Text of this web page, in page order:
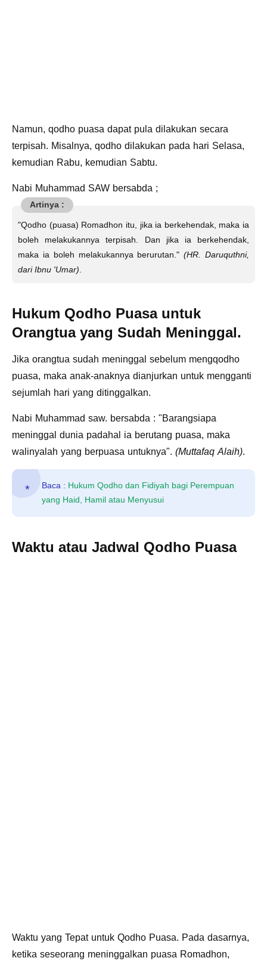
Namun, qodho puasa dapat pula dilakukan secara
terpisah. Misalnya, qodho dilakukan pada hari Selasa,
kemudian Rabu, kemudian Sabtu.
Nabi Muhammad SAW bersabda ;
"Qodho (puasa) Romadhon itu, jika ia berkehendak, maka ia
boleh melakukannya terpisah. Dan jika ia berkehendak,
maka ia boleh melakukannya berurutan."(HR. Daruquthni,
dari Ibnu 'Umar).
Hukum Qodho Puasa untuk
Orangtua yang Sudah Meninggal.
Jika orangtua sudah meninggal sebelum mengqodho
puasa, maka anak-anaknya dianjurkan untuk mengganti
sejumlah hari yang ditinggalkan.
Nabi Muhammad saw. bersabda : "Barangsiapa
meninggal dunia padahal ia berutang puasa, maka
walinyalah yang berpuasa untuknya". (Muttafaq Alaih).
Baca : Hukum Qodho dan Fidiyah bagi Perempuan
yang Haid, Hamil atau Menyusui
Waktu atau Jadwal Qodho Puasa
Waktu yang Tepat untuk Qodho Puasa. Pada dasarnya,
ketika seseorang meninggalkan puasa Romadhon,